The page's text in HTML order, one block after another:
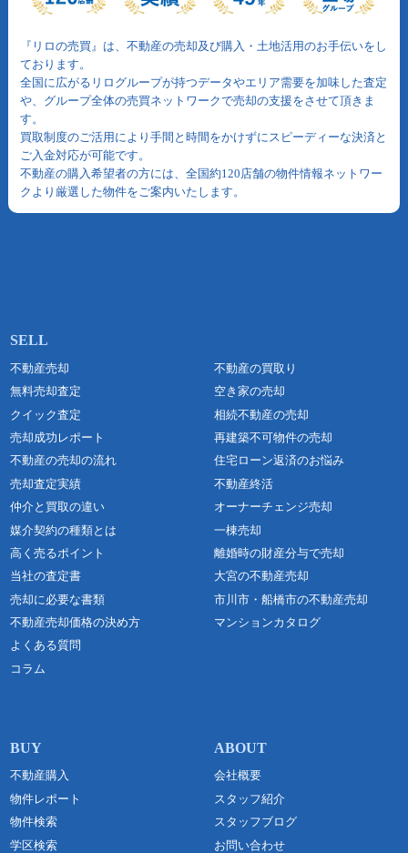
『リロの売買』は、不動産の売却及び購入・土地活用のお手伝いをし
ております。
全国に広がるリログループが持つデータやエリア需要を加味した査定
や、グループ全体の売買ネットワークで売却の支援をさせて頂きま
す。
買取制度のご活用により手間と時間をかけずにスピーディーな決済と
ご入金対応が可能です。
不動産の購入希望者の方には、全国約120店舗の物件情報ネットワー
クより厳選した物件をご案内いたします。
不動産売却
無料売却査定
クイック査定
売却成功レポート
不動産の売却の流れ
売却査定実績
仲介と買取の違い
媒介契約の種類とは
高く売るポイント
当社の査定書
売却に必要な書類
不動産売却価格の決め方
よくある質問
コラム
不動産の買取り
空き家の売却
相続不動産の売却
再建築不可物件の売却
住宅ローン返済のお悩み
不動産終活
オーナーチェンジ売却
一棟売却
離婚時の財産分与で売却
大宮の不動産売却
市川市・船橋市の不動産売却
マンションカタログ
不動産購入
物件レポート
物件検索
学区検索
会社概要
スタッフ紹介
スタッフブログ
お問い合わせ